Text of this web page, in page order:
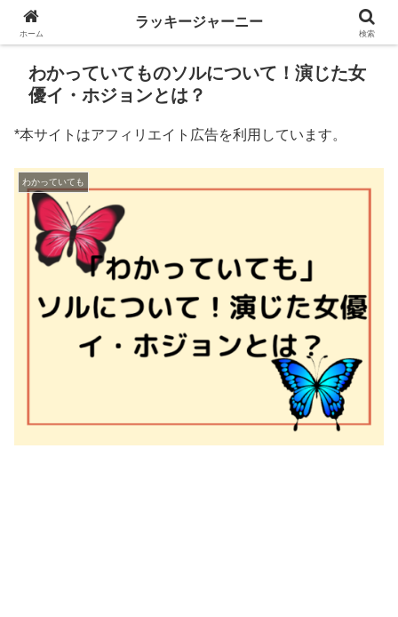
わかっていてものソルについて！演じた女
優イ・ホジョンとは？
*本サイトはアフィリエイト広告を利用しています。
わかっていても
ホーム
ラッキージャーニー
検索